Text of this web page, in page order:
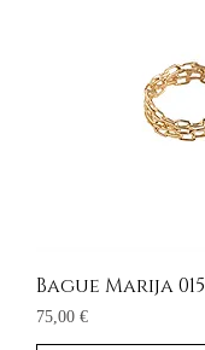
Bague Marija 015
Prix
75,00 €